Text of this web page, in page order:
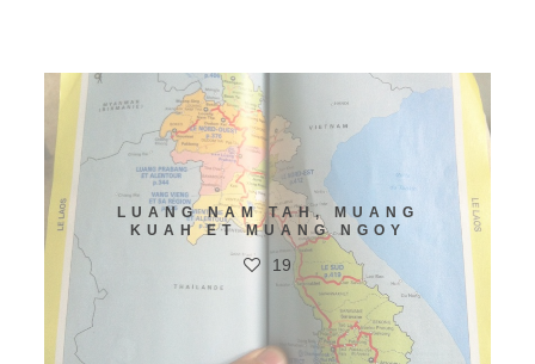
LUANG NAM TAH, MUANG
KUAH ET MUANG NGOY
19